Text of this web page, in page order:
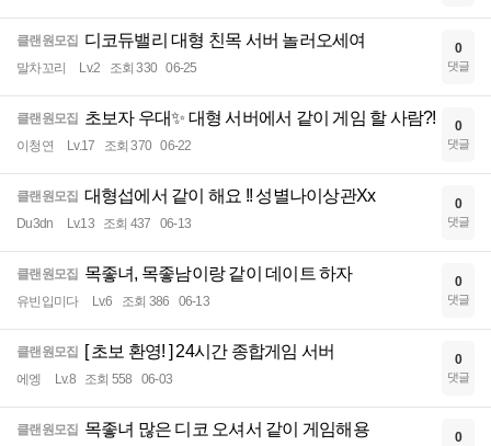
클랜원모집 디코듀밸리 대형 친목 서버 놀러오세여
말차꼬리 Lv.2 조회 330 06-25
0
댓글
클랜원모집 초보자 우대✨ 대형 서버에서 같이 게임 할 사람?!
이청연 Lv.17 조회 370 06-22
0
댓글
클랜원모집 대형섭에서 같이 해요 !! 성별나이상관Xx
Du3dn Lv.13 조회 437 06-13
0
댓글
클랜원모집 목좋녀, 목좋남이랑 같이 데이트 하자
유빈입미다 Lv.6 조회 386 06-13
0
댓글
클랜원모집 [ 초보 환영! ] 24시간 종합게임 서버
에엥 Lv.8 조회 558 06-03
0
댓글
클랜원모집 목좋녀 많은 디코 오셔서 같이 게임해용 0